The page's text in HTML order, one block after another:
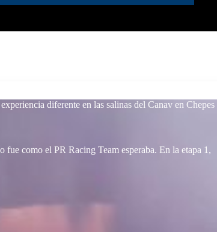
diferente en las salinas del Canav en Chepes
fue como el PR Racing Team esperaba. En la etapa 1,